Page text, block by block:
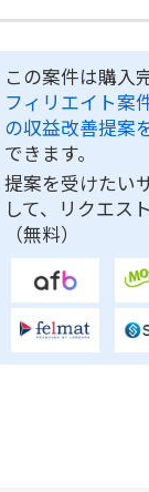
この案件は購入
フィリエイト案
の収益改善提案
できます。
提案を受けたい
して、リクエス
（無料）